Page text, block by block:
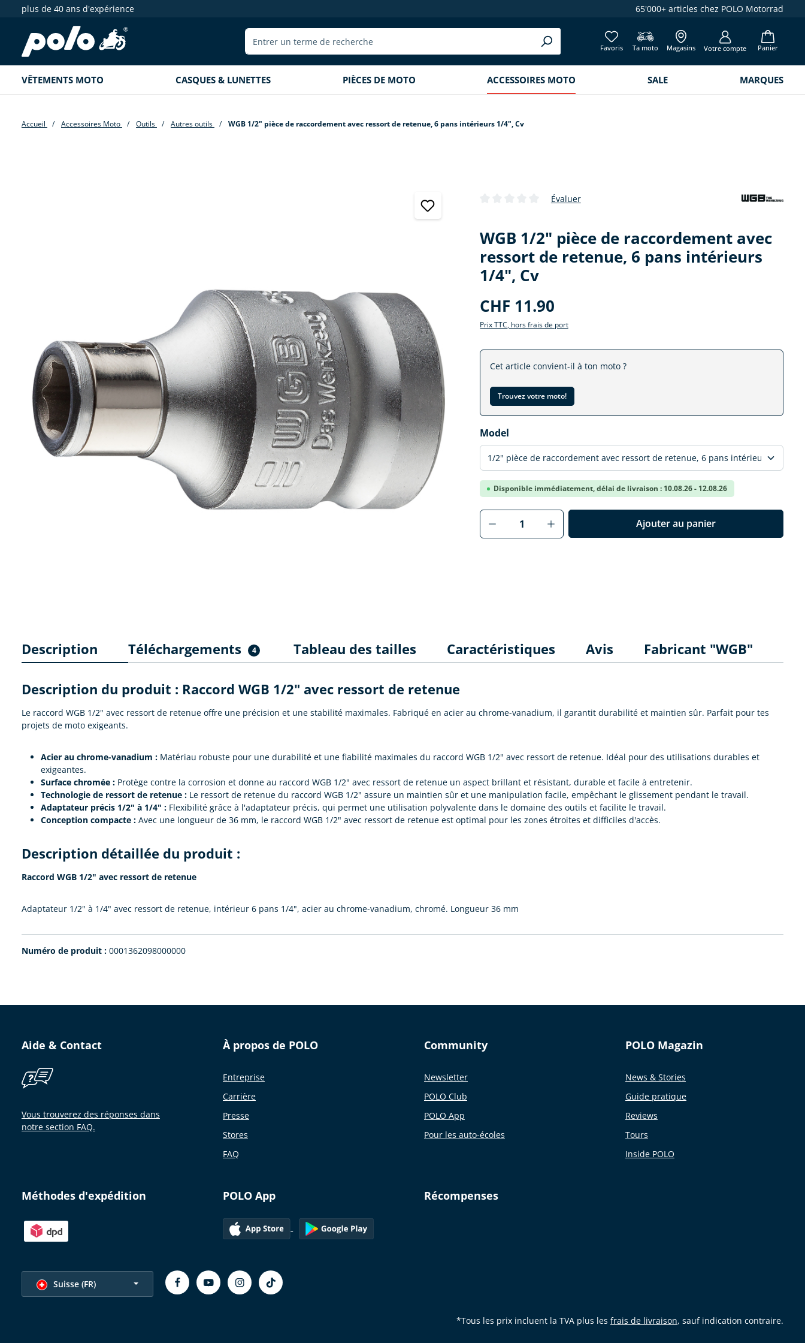
Aller à la navigation principale
plus de 40 ans d'expérience 65'000+ articles chez POLO Motorrad
Favoris Ta moto Magasins Votre compte Panier
VÊTEMENTS MOTO CASQUES & LUNETTES PIÈCES DE MOTO ACCESSOIRES MOTO SALE MARQUES
Accueil Accessoires Moto Outils Autres outils WGB 1/2" pièce de raccordement avec ressort de retenue, 6 pans intérieurs 1/4", Cv
Évaluer
WGB 1/2" pièce de raccordement avec
ressort de retenue, 6 pans intérieurs
1/4", Cv
CHF 11.90
Prix TTC, hors frais de port
Cet article convient-il à ton moto ?
Trouvez votre moto!
Model
Sélectionner
Disponible immédiatement, délai de livraison : 10.08.26 - 12.08.26
Produkt Anzahl: Gib den gewünschten Wert
Ajouter au panier
Description Téléchargements 4 Tableau des tailles Caractéristiques Avis Fabricant "WGB"
Description du produit : Raccord WGB 1/2" avec ressort de retenue
Le raccord WGB 1/2" avec ressort de retenue offre une précision et une stabilité maximales. Fabriqué en acier au chrome-vanadium, il garantit durabilité et maintien sûr. Parfait pour tes
projets de moto exigeants.
Acier au chrome-vanadium : Matériau robuste pour une durabilité et une fiabilité maximales du raccord WGB 1/2" avec ressort de retenue. Idéal pour des utilisations durables et
exigeantes.
Surface chromée : Protège contre la corrosion et donne au raccord WGB 1/2" avec ressort de retenue un aspect brillant et résistant, durable et facile à entretenir.
Technologie de ressort de retenue : Le ressort de retenue du raccord WGB 1/2" assure un maintien sûr et une manipulation facile, empêchant le glissement pendant le travail.
Adaptateur précis 1/2" à 1/4" : Flexibilité grâce à l'adaptateur précis, qui permet une utilisation polyvalente dans le domaine des outils et facilite le travail.
Conception compacte : Avec une longueur de 36 mm, le raccord WGB 1/2" avec ressort de retenue est optimal pour les zones étroites et difficiles d'accès.
Description détaillée du produit :
Raccord WGB 1/2" avec ressort de retenue
Adaptateur 1/2" à 1/4" avec ressort de retenue, intérieur 6 pans 1/4", acier au chrome-vanadium, chromé. Longueur 36 mm
Numéro de produit : 0001362098000000
Aide & Contact
Vous trouverez des réponses dans
notre section FAQ.
À propos de POLO
Entreprise
Carrière
Presse
Stores
FAQ
Community
Newsletter
POLO Club
POLO App
Pour les auto-écoles
POLO Magazin
News & Stories
Guide pratique
Reviews
Tours
Inside POLO
Méthodes d'expédition POLO App Récompenses
Choisir la langue
Suisse (FR)
*Tous les prix incluent la TVA plus les frais de livraison, sauf indication contraire.